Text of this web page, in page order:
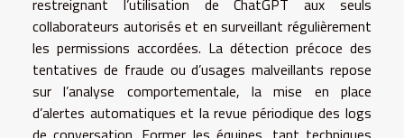
restreignant l’utilisation de ChatGPT aux seuls
collaborateurs autorisés et en surveillant régulièrement
les permissions accordées. La détection précoce des
tentatives de fraude ou d’usages malveillants repose
sur l’analyse comportementale, la mise en place
d’alertes automatiques et la revue périodique des logs